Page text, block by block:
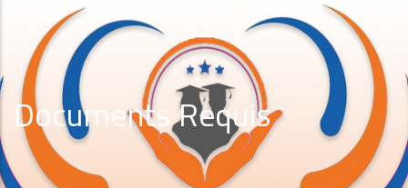
Documents Requis